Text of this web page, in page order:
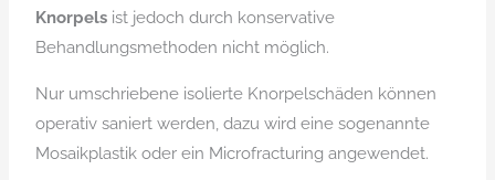
Knorpels ist jedoch durch konservative
Behandlungsmethoden nicht möglich.
Nur umschriebene isolierte Knorpelschäden können
operativ saniert werden, dazu wird eine sogenannte
Mosaikplastik oder ein Microfracturing angewendet.